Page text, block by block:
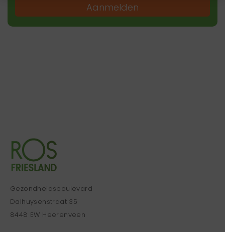
Aanmelden
Gezondheidsboulevard
Dalhuysenstraat 35
8448 EW Heerenveen